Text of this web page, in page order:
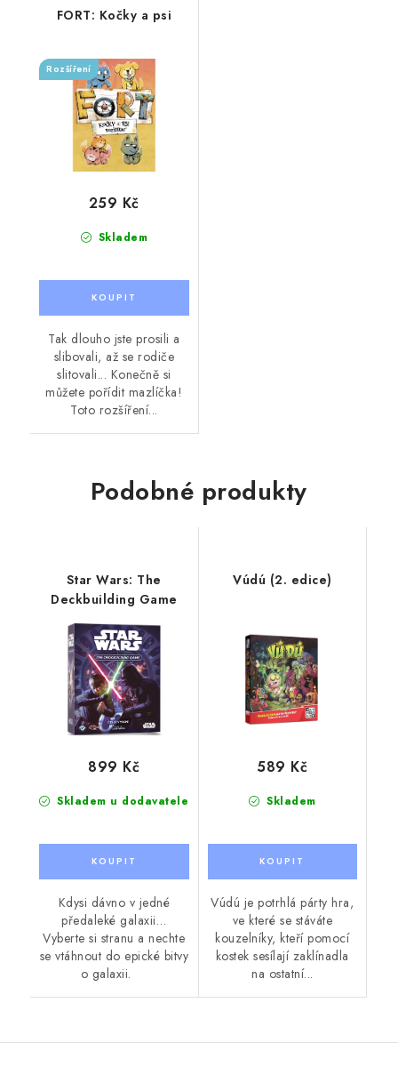
FORT: Kočky a psi
Rozšíření
Skladem
259 Kč
Tak dlouho jste prosili a
slibovali, až se rodiče
slitovali... Konečně si
můžete pořídit mazlíčka!
Toto rozšíření...
Podobné produkty
Star Wars: The
Deckbuilding Game
Skladem u dodavatele
899 Kč
Kdysi dávno v jedné
předaleké galaxii…
Vyberte si stranu a nechte
se vtáhnout do epické bitvy
o galaxii.
Vúdú (2. edice)
Skladem
589 Kč
Vúdú je potrhlá párty hra,
ve které se stáváte
kouzelníky, kteří pomocí
kostek sesílají zaklínadla
na ostatní...